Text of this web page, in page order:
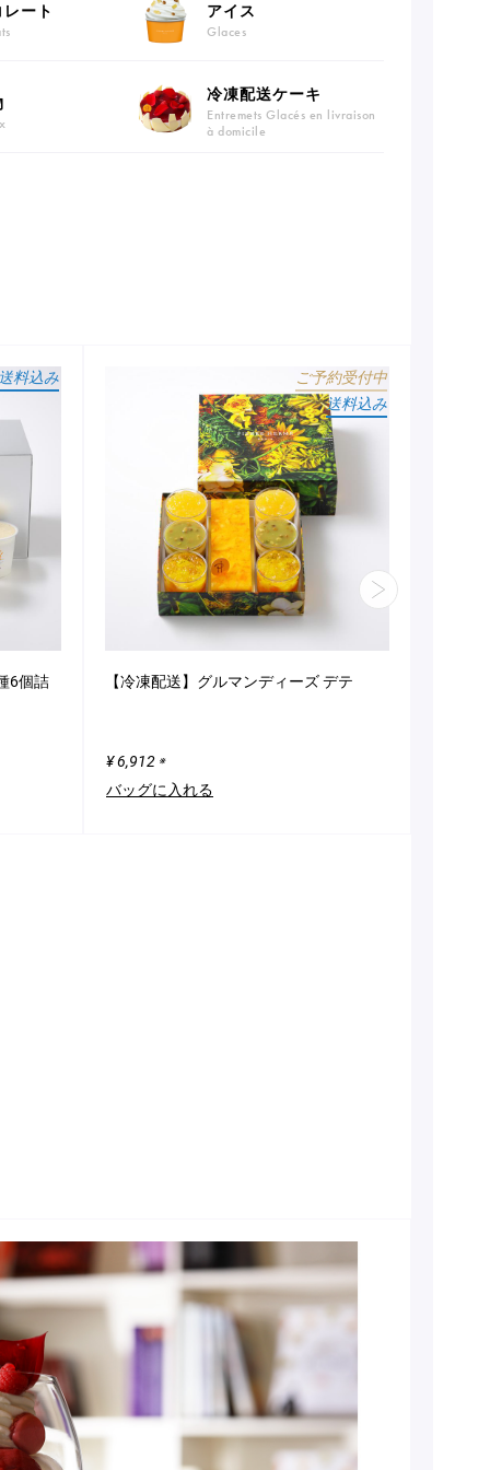
ート アイス
Glaces
冷凍配送ケーキ
Entremets Glacés en livraison
à domicile
料込み
6個詰
ご予約受付中
送料込み
【冷凍配送】グルマンディーズ デテ
¥ 6,912 ※
バッグに入れる